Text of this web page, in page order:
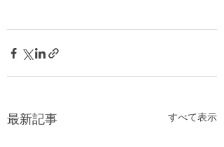
最新記事 すべて表示